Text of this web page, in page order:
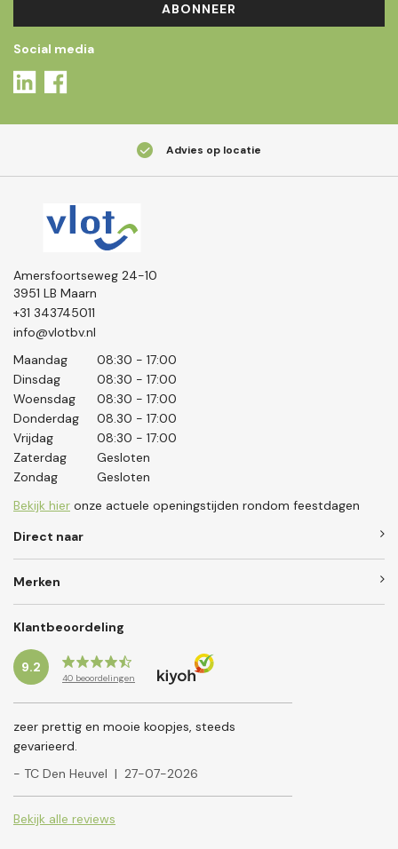
ABONNEER
Social media
Advies op locatie
Amersfoortseweg 24-10
3951 LB Maarn
+31 343745011
info@vlotbv.nl
Maandag
08:30 - 17:00
Dinsdag
08:30 - 17:00
Woensdag
08:30 - 17:00
Donderdag
08.30 - 17:00
Vrijdag
08:30 - 17:00
Zaterdag
Gesloten
Zondag
Gesloten
Bekijk hier onze actuele openingstijden rondom feestdagen
Direct naar
Merken
Klantbeoordeling
9.2
40 beoordelingen
zeer prettig en mooie koopjes, steeds
gevarieerd.
- TC Den Heuvel | 27-07-2026
Bekijk alle reviews